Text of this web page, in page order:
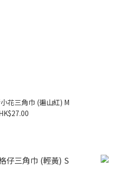
花三角巾 (遍山紅) M